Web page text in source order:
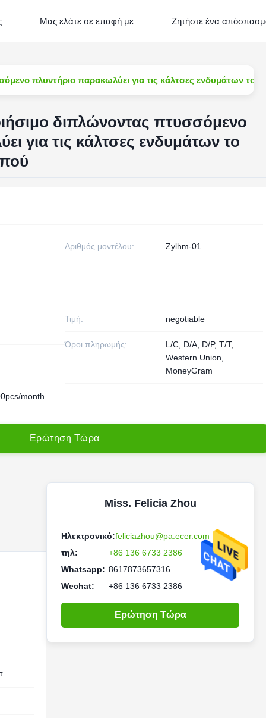
Μας ελάτε σε επαφή με Ζητήστε ένα
πλυντήριο παρακωλύει για τις κάλτσες ενδυμάτων το
διπλώνοντας πτυσσόμενο
για τις κάλτσες ενδυμάτων το
Αριθμός μοντέλου: Zylhm-01
Τιμή: negotiable
Όροι πληρωμής:
L/C, D/A, D/P, T/T,
Western Union,
MoneyGram
month
Ερώτηση Τώρα
Miss. Felicia Zhou
Ηλεκτρονικό:feliciazhou@pa.ecer.com
τηλ:
+86 136 6733 2386
Whatsapp: 8617873657316
Wechat:
+86 136 6733 2386
Ερώτηση Τώρα